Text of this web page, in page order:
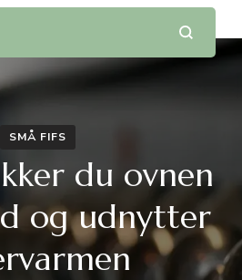
SMÅ FIFS
du ovnen
og udnytter